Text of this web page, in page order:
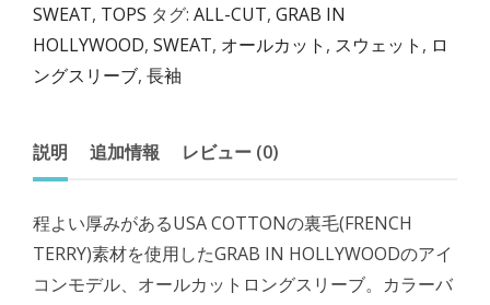
SWEAT, TOPS タグ: ALL-CUT, GRAB IN
HOLLYWOOD, SWEAT, オールカット , スウェット , ロ
ングスリーブ, 長袖
説明 追加情報 レビュー (0)
程よい厚みがあるUSA COTTONの裏毛(FRENCH
TERRY)素材を使用したGRAB IN HOLLYWOODのアイ
コンモデル、オールカットロングスリーブ。カラーバ